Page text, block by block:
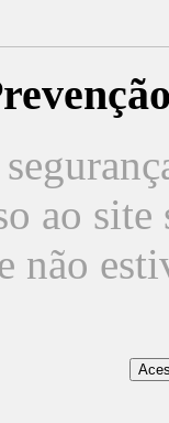
ao
não